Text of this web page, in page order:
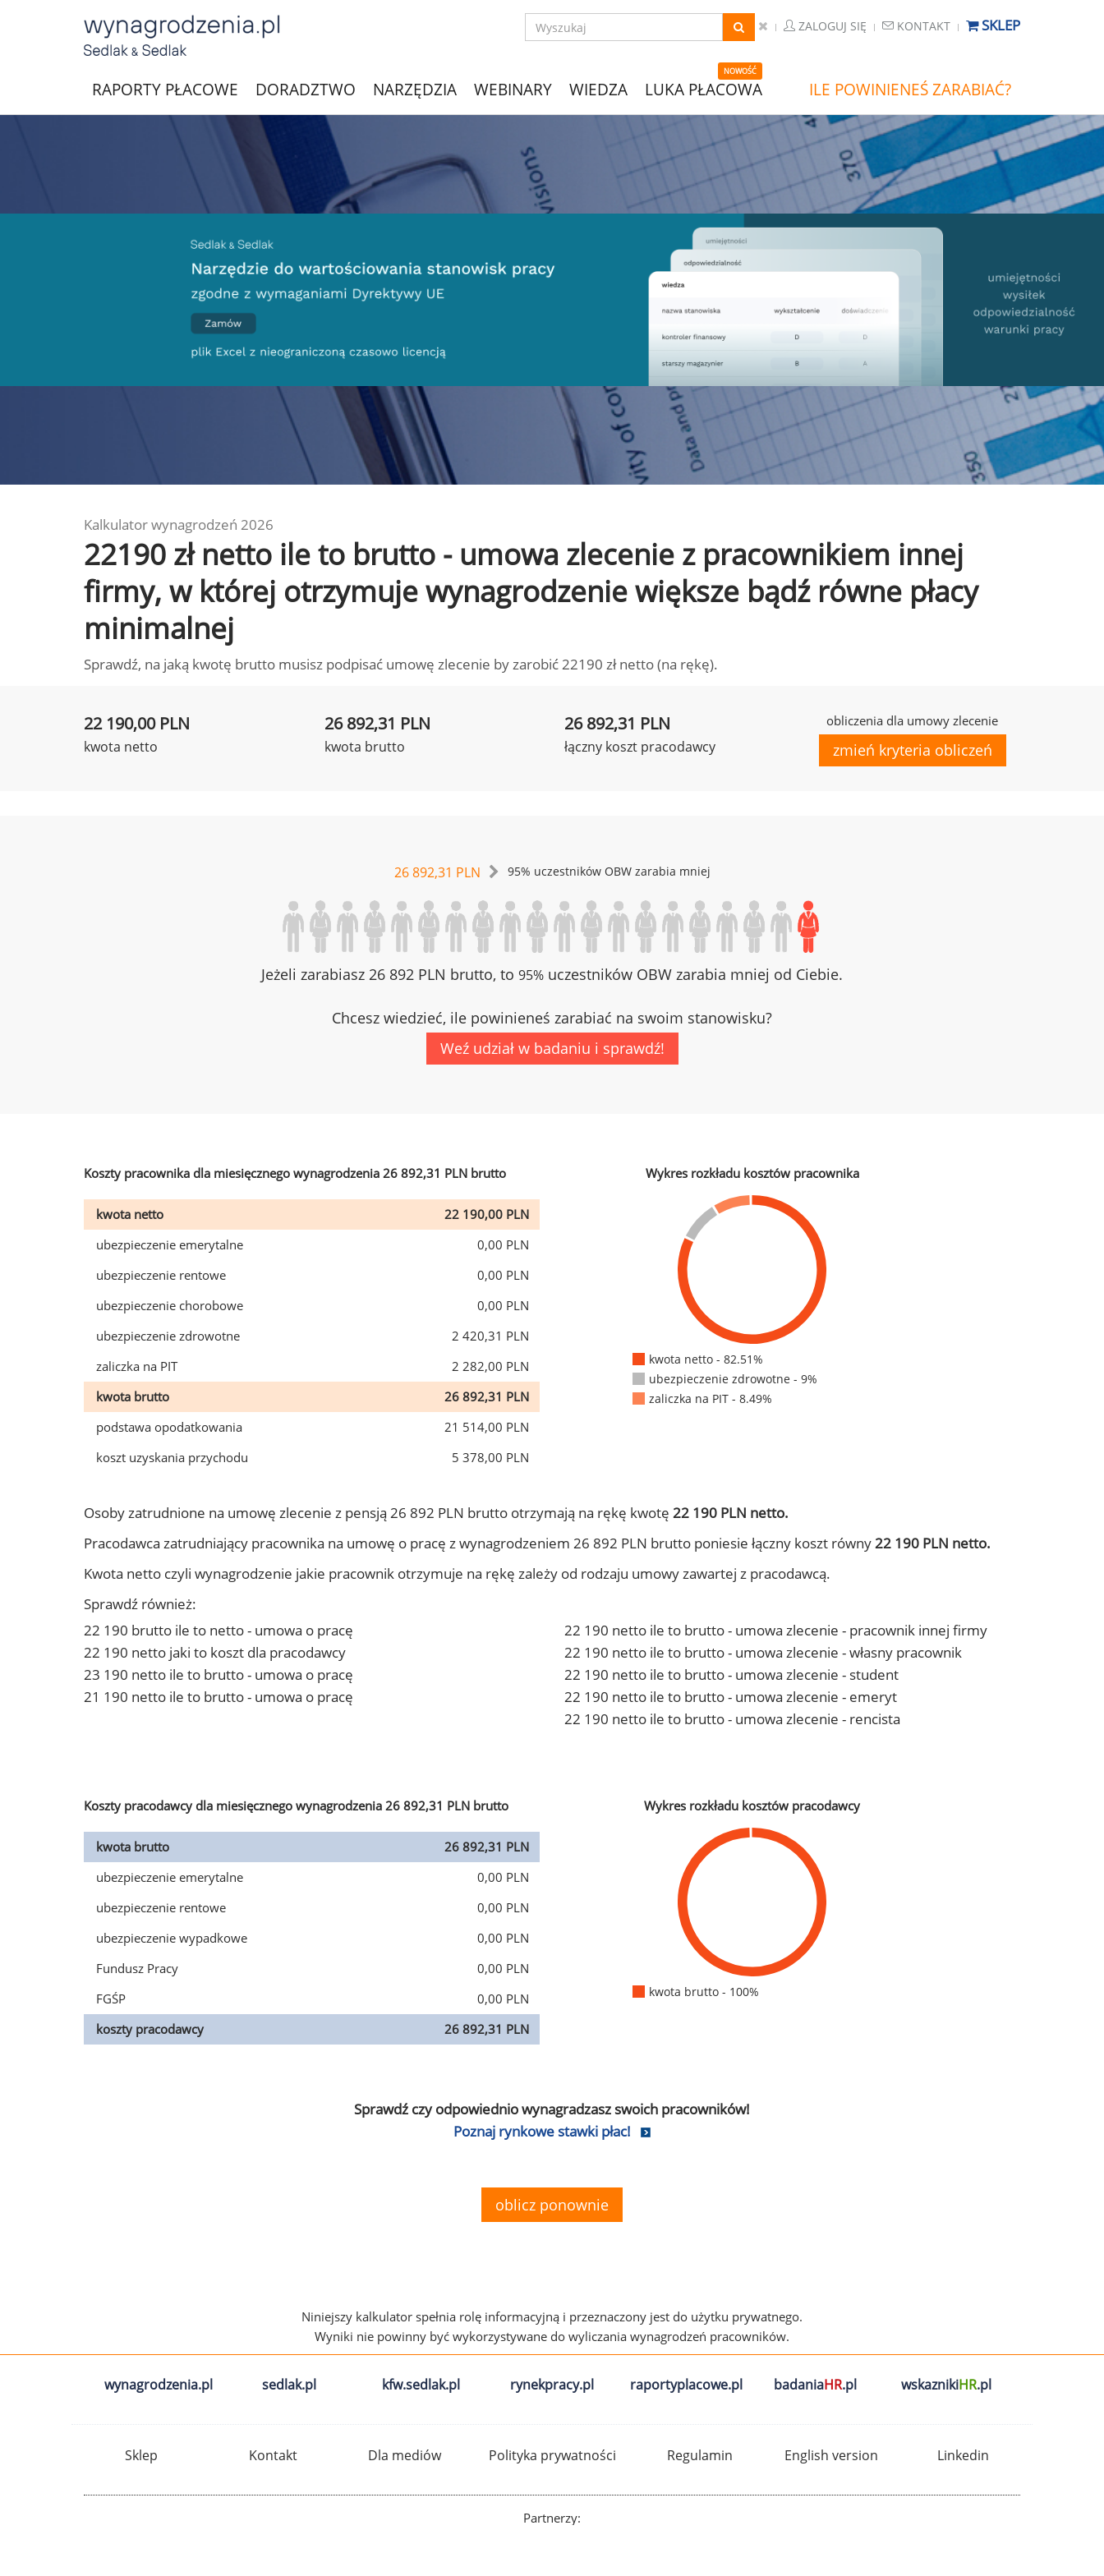
ZALOGUJ SIĘ KONTAKT SKLEP
RAPORTY PŁACOWE DORADZTWO NARZĘDZIA WEBINARY WIEDZA
NOWOŚĆ
LUKA PŁACOWA ILE POWINIENEŚ ZARABIAĆ?
Kalkulator wynagrodzeń 2026
22190 zł netto ile to brutto - umowa zlecenie z pracownikiem innej
firmy, w której otrzymuje wynagrodzenie większe bądź równe płacy
minimalnej
Sprawdź, na jaką kwotę brutto musisz podpisać umowę zlecenie by zarobić 22190 zł netto (na rękę).
22 190,00 PLN
kwota netto
26 892,31 PLN
kwota brutto
26 892,31 PLN
łączny koszt pracodawcy
obliczenia dla umowy zlecenie
zmień kryteria obliczeń
26 892,31 PLN 95% uczestników OBW zarabia mniej
Jeżeli zarabiasz 26 892 PLN brutto, to 95% uczestników OBW zarabia mniej od Ciebie.
Chcesz wiedzieć, ile powinieneś zarabiać na swoim stanowisku?
Weź udział w badaniu i sprawdź!
Koszty pracownika dla miesięcznego wynagrodzenia 26 892,31 PLN brutto
kwota netto
22 190,00 PLN
ubezpieczenie emerytalne
0,00 PLN
ubezpieczenie rentowe
0,00 PLN
ubezpieczenie chorobowe
0,00 PLN
ubezpieczenie zdrowotne
2 420,31 PLN
zaliczka na PIT
2 282,00 PLN
kwota brutto
26 892,31 PLN
podstawa opodatkowania
21 514,00 PLN
koszt uzyskania przychodu
5 378,00 PLN
Wykres rozkładu kosztów pracownika
kwota netto - 82.51%
ubezpieczenie zdrowotne - 9%
zaliczka na PIT - 8.49%
Osoby zatrudnione na umowę zlecenie z pensją 26 892 PLN brutto otrzymają na rękę kwotę 22 190 PLN netto.
Pracodawca zatrudniający pracownika na umowę o pracę z wynagrodzeniem 26 892 PLN brutto poniesie łączny koszt równy22 190 PLN netto.
Kwota netto czyli wynagrodzenie jakie pracownik otrzymuje na rękę zależy od rodzaju umowy zawartej z pracodawcą.
Sprawdź również:
22 190 brutto ile to netto - umowa o pracę
22 190 netto jaki to koszt dla pracodawcy
23 190 netto ile to brutto - umowa o pracę
21 190 netto ile to brutto - umowa o pracę
22 190 netto ile to brutto - umowa zlecenie - pracownik innej firmy
22 190 netto ile to brutto - umowa zlecenie - własny pracownik
22 190 netto ile to brutto - umowa zlecenie - student
22 190 netto ile to brutto - umowa zlecenie - emeryt
22 190 netto ile to brutto - umowa zlecenie - rencista
Koszty pracodawcy dla miesięcznego wynagrodzenia 26 892,31 PLN brutto
kwota brutto
26 892,31 PLN
ubezpieczenie emerytalne
0,00 PLN
ubezpieczenie rentowe
0,00 PLN
ubezpieczenie wypadkowe
0,00 PLN
Fundusz Pracy
0,00 PLN
FGŚP
0,00 PLN
koszty pracodawcy
26 892,31 PLN
Wykres rozkładu kosztów pracodawcy
kwota brutto - 100%
Sprawdź czy odpowiednio wynagradzasz swoich pracowników!
Poznaj rynkowe stawki płac!
oblicz ponownie
Niniejszy kalkulator spełnia rolę informacyjną i przeznaczony jest do użytku prywatnego.
Wyniki nie powinny być wykorzystywane do wyliczania wynagrodzeń pracowników.
wynagrodzenia.pl sedlak.pl kfw.sedlak.pl rynekpracy.pl raportyplacowe.pl badaniaHR.pl wskaznikiHR.pl
Sklep Kontakt Dla mediów Polityka prywatności Regulamin English version Linkedin
Partnerzy: